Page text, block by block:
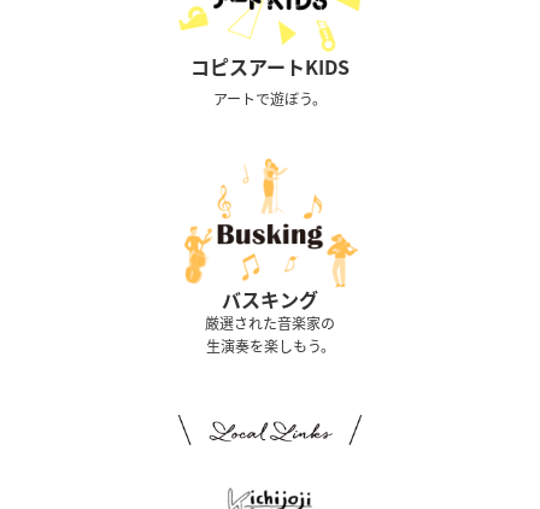
コピスアートKIDS
アートで遊ぼう。
バスキング
厳選された音楽家の
生演奏を楽しもう。